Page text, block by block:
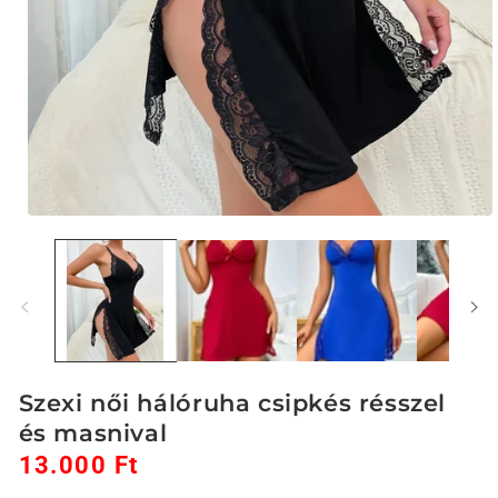
médiafájl
megnyitása
modális
párbeszédpanelen
Szexi női hálóruha csipkés résszel
és masnival
Normál
13.000 Ft
Akciós